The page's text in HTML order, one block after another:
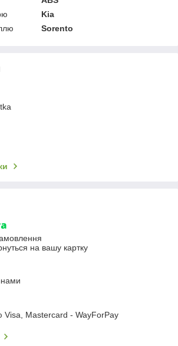
Kia
Sorento
на вашу картку
Visa, Mastercard - WayForPay